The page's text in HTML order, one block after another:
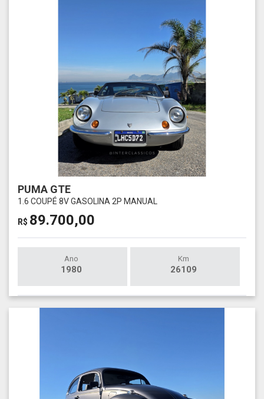
PUMA GTE
1.6 COUPÉ 8V GASOLINA 2P MANUAL
R$ 89.700,00
Ano
1980
Km
26109